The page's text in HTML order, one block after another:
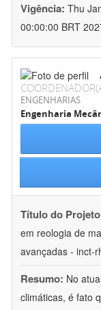
Vigência: Thu
00:00:00 BRT
ENGENHARIAS
Engenharia
Título do
em reologia de
avançadas - inct-
Resumo: No
climáticas, é fato